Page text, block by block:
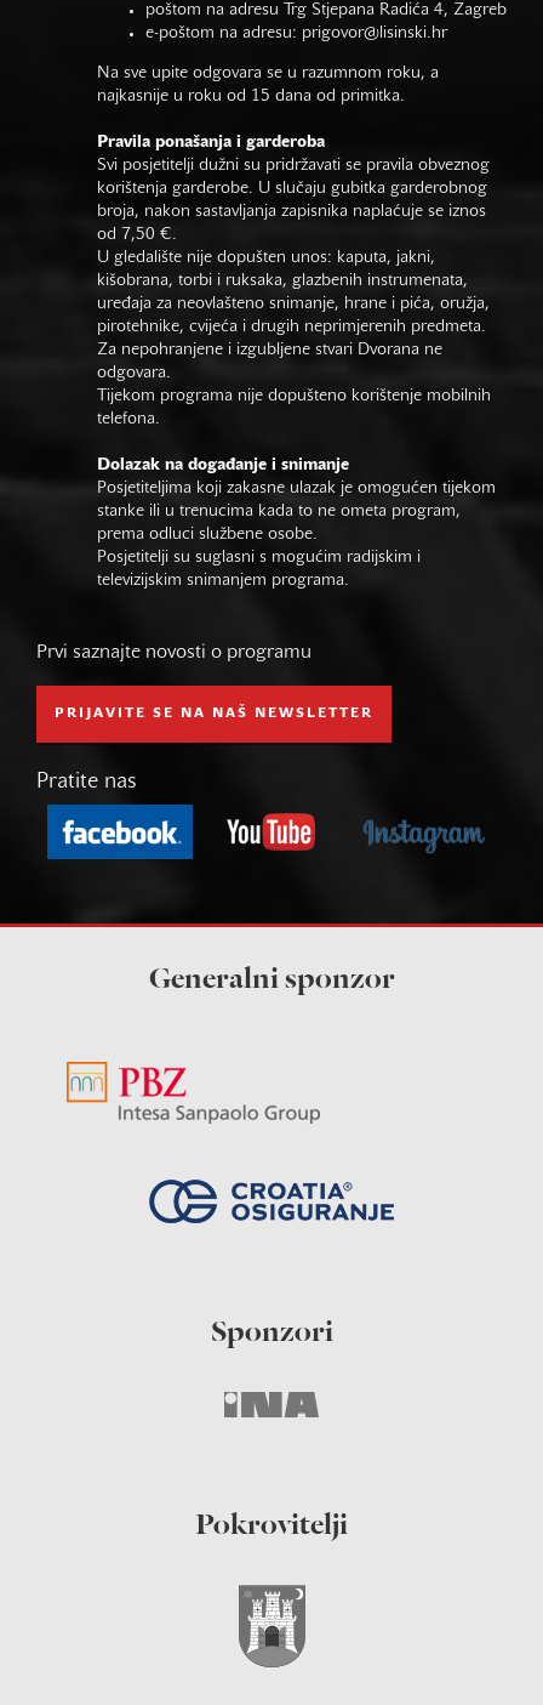
poštom na adresu Trg Stjepana Radića 4, Zagreb
e-poštom na adresu: prigovor@lisinski.hr
Na sve upite odgovara se u razumnom roku, a
najkasnije u roku od 15 dana od primitka.
Pravila ponašanja i garderoba
Svi posjetitelji dužni su pridržavati se pravila obveznog
korištenja garderobe. U slučaju gubitka garderobnog
broja, nakon sastavljanja zapisnika naplaćuje se iznos
od 7,50 €.
U gledalište nije dopušten unos: kaputa, jakni,
kišobrana, torbi i ruksaka, glazbenih instrumenata,
uređaja za neovlašteno snimanje, hrane i pića, oružja,
pirotehnike, cvijeća i drugih neprimjerenih predmeta.
Za nepohranjene i izgubljene stvari Dvorana ne
odgovara.
Tijekom programa nije dopušteno korištenje mobilnih
telefona.
Dolazak na događanje i snimanje
Posjetiteljima koji zakasne ulazak je omogućen tijekom
stanke ili u trenucima kada to ne ometa program,
prema odluci službene osobe.
Posjetitelji su suglasni s mogućim radijskim i
televizijskim snimanjem programa.
Prvi saznajte novosti o programu
PRIJAVITE SE NA NAŠ NEWSLETTER
Pratite nas
Generalni sponzor
Sponzori
Pokrovitelji